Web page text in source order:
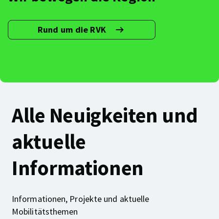
Rund um die RVK
Link
führt
über
Alle Neuigkeiten und
aktuelle
Informationen
Informationen, Projekte und aktuelle
Mobilitätsthemen